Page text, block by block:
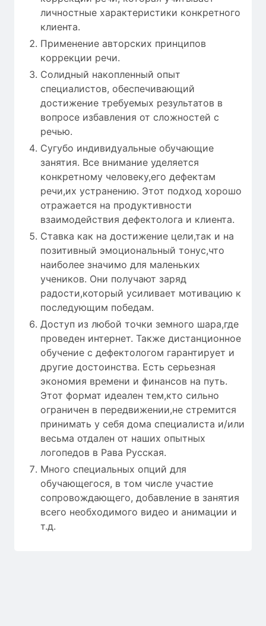
личностные характеристики конкретного
клиента.
Применение авторских принципов
коррекции речи.
Солидный накопленный опыт
специалистов, обеспечивающий
достижение требуемых результатов в
вопросе избавления от сложностей с
речью.
Сугубо индивидуальные обучающие
занятия. Все внимание уделяется
конкретному человеку,его дефектам
речи,их устранению. Этот подход хорошо
отражается на продуктивности
взаимодействия дефектолога и клиента.
Ставка как на достижение цели,так и на
позитивный эмоциональный тонус,что
наиболее значимо для маленьких
учеников. Они получают заряд
радости,который усиливает мотивацию к
последующим победам.
Доступ из любой точки земного шара,где
проведен интернет. Также дистанционное
обучение с дефектологом гарантирует и
другие достоинства. Есть серьезная
экономия времени и финансов на путь.
Этот формат идеален тем,кто сильно
ограничен в передвижении,не стремится
принимать у себя дома специалиста и/или
весьма отдален от наших опытных
логопедов в Рава Русская.
Много специальных опций для
обучающегося, в том числе участие
сопровождающего, добавление в занятия
всего необходимого видео и анимации и
т.д.